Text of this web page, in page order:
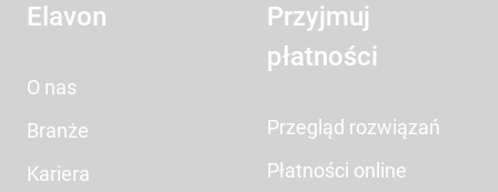
Elavon
O nas
Branże
Kariera
Przyjmuj
płatności
Przegląd rozwiązań
Płatności online